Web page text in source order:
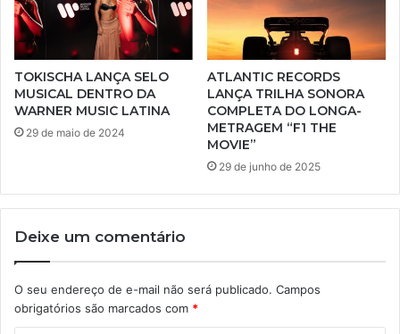
TOKISCHA LANÇA SELO
MUSICAL DENTRO DA
WARNER MUSIC LATINA
29 de maio de 2024
ATLANTIC RECORDS
LANÇA TRILHA SONORA
COMPLETA DO LONGA-
METRAGEM “F1 THE
MOVIE”
29 de junho de 2025
Deixe um comentário
O seu endereço de e-mail não será publicado. Campos
obrigatórios são marcados com *